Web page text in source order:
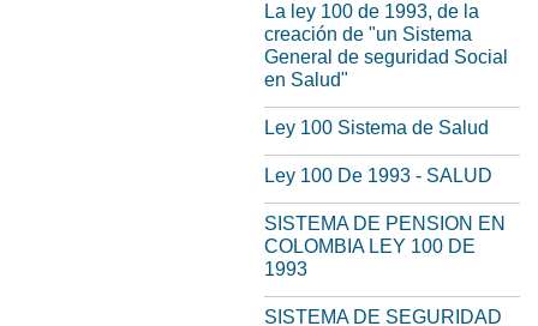
La ley 100 de 1993, de la
creación de "un Sistema
General de seguridad Social
en Salud"
Ley 100 Sistema de Salud
Ley 100 De 1993 - SALUD
SISTEMA DE PENSION EN
COLOMBIA LEY 100 DE
1993
SISTEMA DE SEGURIDAD